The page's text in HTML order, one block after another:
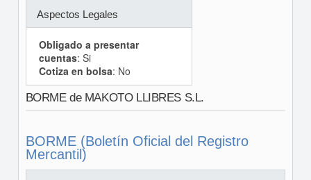
Aspectos Legales
Obligado a presentar
cuentas: Si
Cotiza en bolsa: No
BORME de MAKOTO LLIBRES S.L.
BORME (Boletín Oficial del Registro
Mercantil)